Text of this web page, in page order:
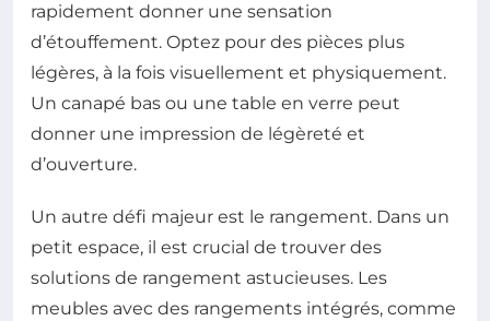
rapidement donner une sensation
d’étouffement. Optez pour des pièces plus
légères, à la fois visuellement et physiquement.
Un canapé bas ou une table en verre peut
donner une impression de légèreté et
d’ouverture.
Un autre défi majeur est le rangement. Dans un
petit espace, il est crucial de trouver des
solutions de rangement astucieuses. Les
meubles avec des rangements intégrés, comme